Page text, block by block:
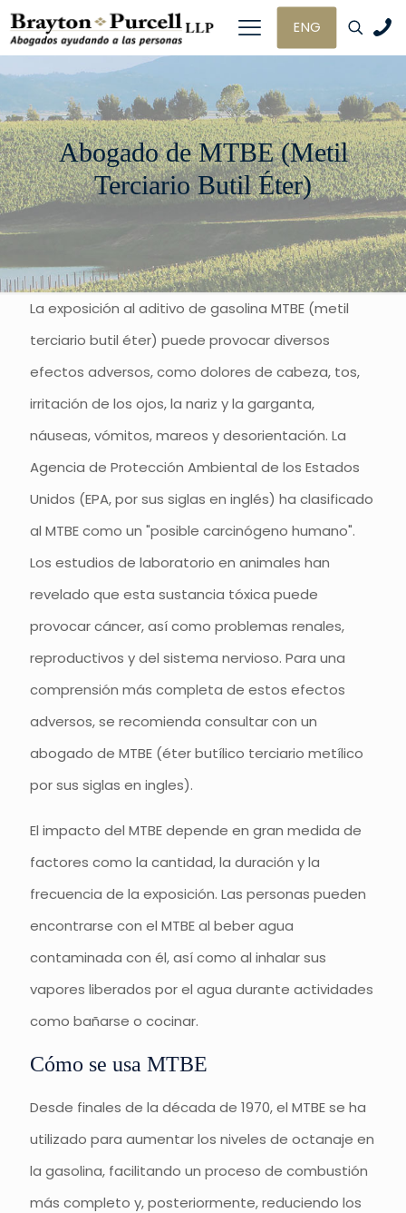
ENG
Abogado de MTBE (Metil
Terciario Butil Éter)
La exposición al aditivo de gasolina MTBE (metil
terciario butil éter) puede provocar diversos
efectos adversos, como dolores de cabeza, tos,
irritación de los ojos, la nariz y la garganta,
náuseas, vómitos, mareos y desorientación. La
Agencia de Protección Ambiental de los Estados
Unidos (EPA, por sus siglas en inglés) ha clasificado
al MTBE como un "posible carcinógeno humano".
Los estudios de laboratorio en animales han
revelado que esta sustancia tóxica puede
provocar cáncer, así como problemas renales,
reproductivos y del sistema nervioso. Para una
comprensión más completa de estos efectos
adversos, se recomienda consultar con un
abogado de MTBE (éter butílico terciario metílico
por sus siglas en ingles).
El impacto del MTBE depende en gran medida de
factores como la cantidad, la duración y la
frecuencia de la exposición. Las personas pueden
encontrarse con el MTBE al beber agua
contaminada con él, así como al inhalar sus
vapores liberados por el agua durante actividades
como bañarse o cocinar.
Cómo se usa MTBE
Desde finales de la década de 1970, el MTBE se ha
utilizado para aumentar los niveles de octanaje en
la gasolina, facilitando un proceso de combustión
más completo y, posteriormente, reduciendo los